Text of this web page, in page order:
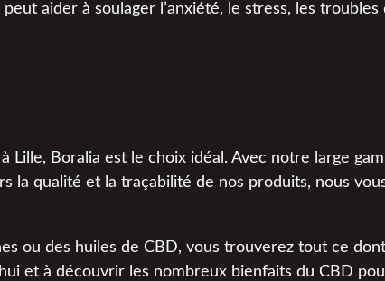
peut aider à soulager l’anxiété, le stress, les
Lille, Boralia est le choix idéal. Avec notre large
la qualité et la traçabilité de nos produits, nous
ou des huiles de CBD, vous trouverez tout ce
et à découvrir les nombreux bienfaits du CBD